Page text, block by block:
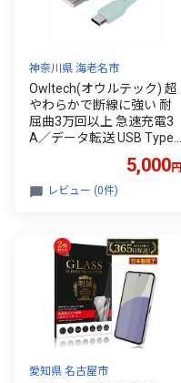
神奈川県 海老名市
Owltech(オウルテック) 超
やわらかで断線に強い 耐
屈曲3万回以上 急速充電3
A／データ転送 USB Type-
ケーブル OWL-CBSRCA15
-IB アイスミントブルー 【
5,000円
レビュー (0件)
愛知県 名古屋市